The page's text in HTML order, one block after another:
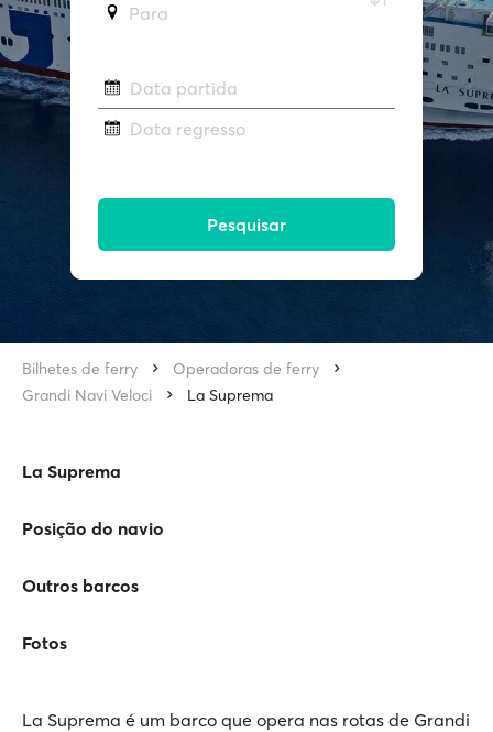
Para
Data partida
Data regresso
Pesquisar
Bilhetes de ferry
Operadoras de ferry
Grandi Navi Veloci
La Suprema
La Suprema
Posição do navio
Outros barcos
Fotos
La Suprema é um barco que opera nas rotas de Grandi